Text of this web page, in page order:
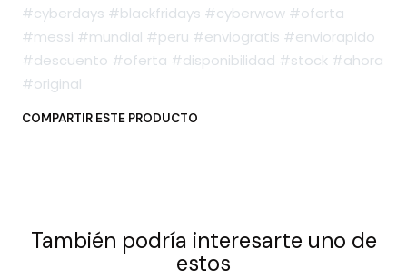
#cyberdays #blackfridays #cyberwow #oferta
#messi #mundial #peru #enviogratis #enviorapido
#descuento #oferta #disponibilidad #stock #ahora
#original
COMPARTIR ESTE PRODUCTO
También podría interesarte uno de
estos